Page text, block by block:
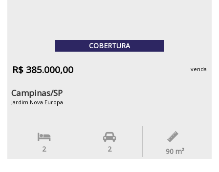
COBERTURA
R$ 385.000,00 venda
Campinas/SP
Jardim Nova Europa
2 2 90 m²